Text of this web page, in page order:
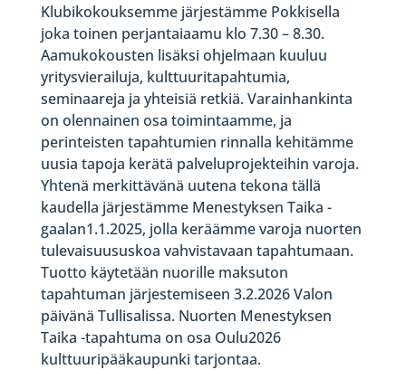
Klubikokouksemme järjestämme Pokkisella
joka toinen perjantaiaamu klo 7.30 – 8.30.
Aamukokousten lisäksi ohjelmaan kuuluu
yritysvierailuja, kulttuuritapahtumia,
seminaareja ja yhteisiä retkiä. Varainhankinta
on olennainen osa toimintaamme, ja
perinteisten tapahtumien rinnalla kehitämme
uusia tapoja kerätä palveluprojekteihin varoja.
Yhtenä merkittävänä uutena tekona tällä
kaudella järjestämme Menestyksen Taika -
gaalan1.1.2025, jolla keräämme varoja nuorten
tulevaisuususkoa vahvistavaan tapahtumaan.
Tuotto käytetään nuorille maksuton
tapahtuman järjestemiseen 3.2.2026 Valon
päivänä Tullisalissa. Nuorten Menestyksen
Taika -tapahtuma on osa Oulu2026
kulttuuripääkaupunki tarjontaa.